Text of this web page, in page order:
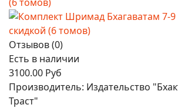
Отзывов (0)
Есть в наличии
3100.00 Руб
Производитель: Издательство
Траст"